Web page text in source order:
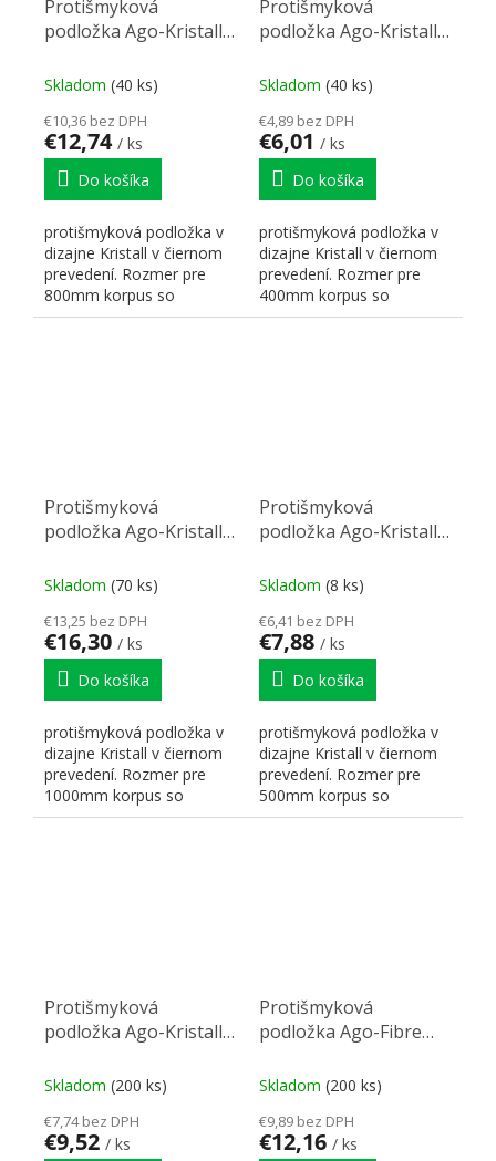
Protišmyková
podložka Ago-Kristall
čierna
Skladom (40 ks)
€10,36 bez DPH
€12,74 / ks
Do košíka
protišmyková podložka v
dizajne Kristall v čiernom
prevedení. Rozmer pre
800mm korpus so
zásuvkou Legrabox.
Protišmyková
podložka Ago-Kristall
čierna
Skladom (40 ks)
€4,89 bez DPH
€6,01 / ks
Do košíka
protišmyková podložka v
dizajne Kristall v čiernom
prevedení. Rozmer pre
400mm korpus so
zásuvkou Legrabox.
Protišmyková
podložka Ago-Kristall
čierna
Skladom (70 ks)
€13,25 bez DPH
€16,30 / ks
Do košíka
protišmyková podložka v
dizajne Kristall v čiernom
prevedení. Rozmer pre
1000mm korpus so
zásuvkou Legrabox....
Protišmyková
podložka Ago-Kristall
čierna
Skladom (8 ks)
€6,41 bez DPH
€7,88 / ks
Do košíka
protišmyková podložka v
dizajne Kristall v čiernom
prevedení. Rozmer pre
500mm korpus so
zásuvkou Legrabox.
Protišmyková
podložka Ago-Kristall
čierna
Skladom (200 ks)
€7,74 bez DPH
€9,52 / ks
Protišmyková
podložka Ago-Fibre
biela 781x474mm
Skladom (200 ks)
€9,89 bez DPH
€12,16 / ks